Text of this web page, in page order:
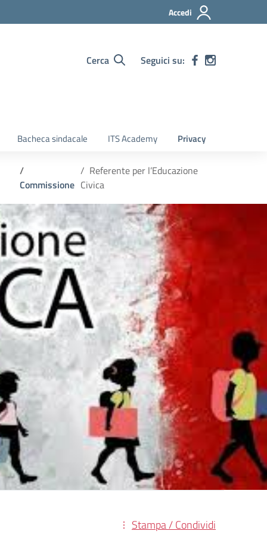
Accedi
Cerca Seguici su:
Bacheca sindacale ITS Academy Privacy
Commissione
Referente per l’Educazione
Civica
Stampa / Condividi